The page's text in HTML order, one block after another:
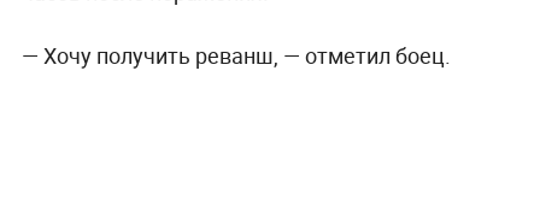
— Хочу получить реванш, — отметил боец.